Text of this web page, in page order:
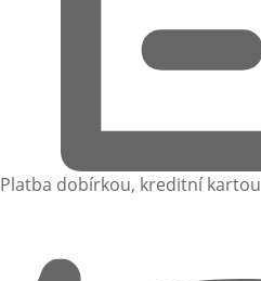
Platba dobírkou, kreditní kartou